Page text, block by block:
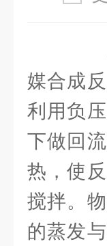
媒合成
利用负
下做回
热，使
搅拌。
的蒸发